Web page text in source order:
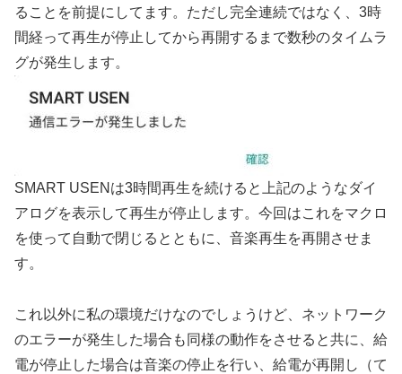
ることを前提にしてます。ただし完全連続ではなく、3時
間経って再生が停止してから再開するまで数秒のタイムラ
グが発生します。
SMART USENは3時間再生を続けると上記のようなダイ
アログを表示して再生が停止します。今回はこれをマクロ
を使って自動で閉じるとともに、音楽再生を再開させま
す。
これ以外に私の環境だけなのでしょうけど、ネットワーク
のエラーが発生した場合も同様の動作をさせると共に、給
電が停止した場合は音楽の停止を行い、給電が再開し（て